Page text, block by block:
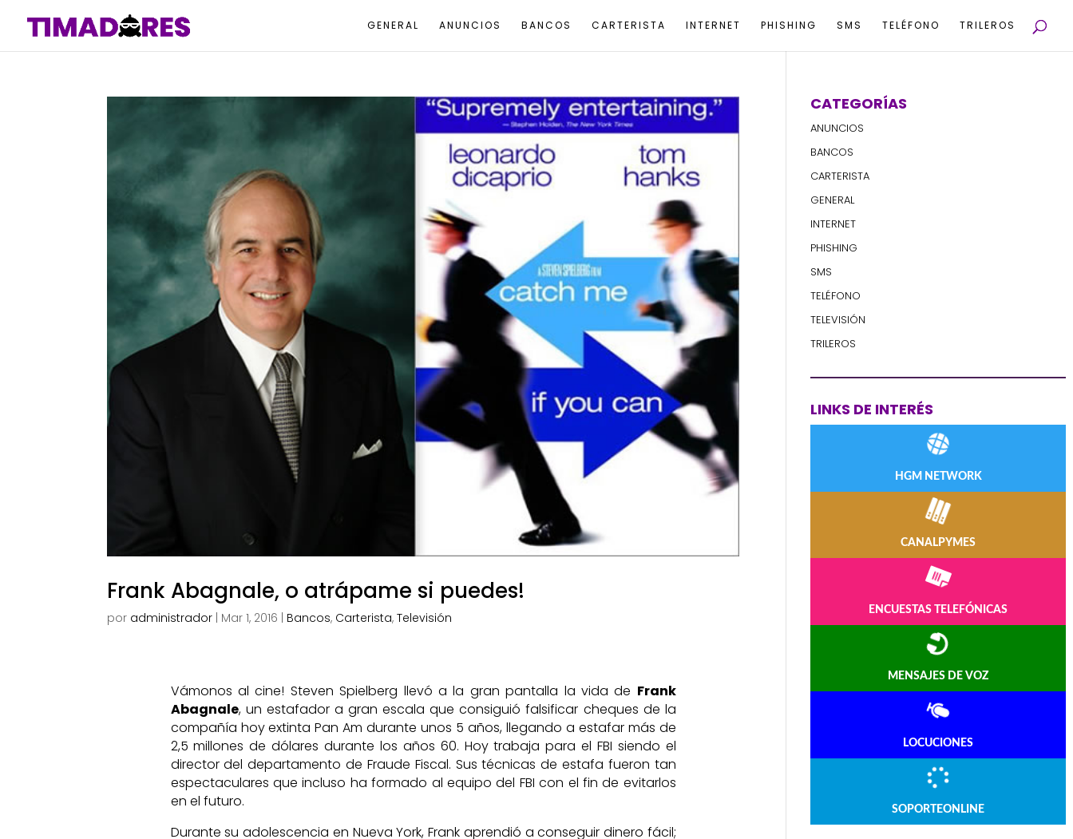
GENERAL ANUNCIOS BANCOS CARTERISTA INTERNET PHISHING SMS TELÉFONO TRILEROS
Frank Abagnale, o atrápame si puedes!
por administrador | Mar 1, 2016 | Bancos, Carterista,Televisión
Vámonos al cine! Steven Spielberg llevó a la gran pantalla la vida de Frank
Abagnale, un estafador a gran escala que consiguió falsificar cheques de la
compañía hoy extinta Pan Am durante unos 5 años, llegando a estafar más de
2,5 millones de dólares durante los años 60. Hoy trabaja para el FBI siendo el
director del departamento de Fraude Fiscal. Sus técnicas de estafa fueron tan
espectaculares que incluso ha formado al equipo del FBI con el fin de evitarlos
en el futuro.
Durante su adolescencia en Nueva York, Frank aprendió a conseguir dinero fácil;
CATEGORÍAS
ANUNCIOS
BANCOS
CARTERISTA
GENERAL
INTERNET
PHISHING
SMS
TELÉFONO
TELEVISIÓN
TRILEROS
LINKS DE INTERÉS
HGM NETWORK
CANALPYMES
ENCUESTAS TELEFÓNICAS
MENSAJES DE VOZ
LOCUCIONES
SOPORTEONLINE